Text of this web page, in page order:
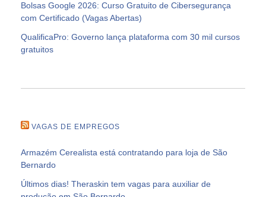
Bolsas Google 2026: Curso Gratuito de Cibersegurança
com Certificado (Vagas Abertas)
QualificaPro: Governo lança plataforma com 30 mil cursos
gratuitos
VAGAS DE EMPREGOS
Armazém Cerealista está contratando para loja de São
Bernardo
Últimos dias! Theraskin tem vagas para auxiliar de